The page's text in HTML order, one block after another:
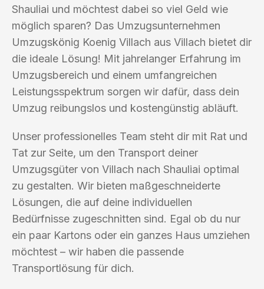
Shauliai und möchtest dabei so viel Geld wie
möglich sparen? Das Umzugsunternehmen
Umzugskönig Koenig Villach aus Villach bietet dir
die ideale Lösung! Mit jahrelanger Erfahrung im
Umzugsbereich und einem umfangreichen
Leistungsspektrum sorgen wir dafür, dass dein
Umzug reibungslos und kostengünstig abläuft.
Unser professionelles Team steht dir mit Rat und
Tat zur Seite, um den Transport deiner
Umzugsgüter von Villach nach Shauliai optimal
zu gestalten. Wir bieten maßgeschneiderte
Lösungen, die auf deine individuellen
Bedürfnisse zugeschnitten sind. Egal ob du nur
ein paar Kartons oder ein ganzes Haus umziehen
möchtest – wir haben die passende
Transportlösung für dich.